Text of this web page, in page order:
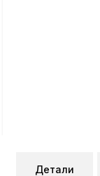
Детали